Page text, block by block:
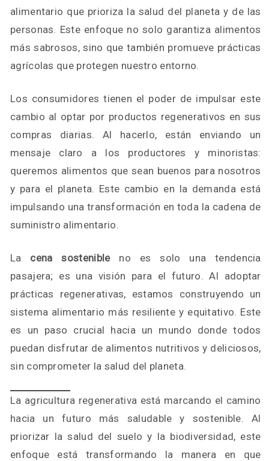
alimentario que prioriza la salud del planeta y de las
personas. Este enfoque no solo garantiza alimentos
más sabrosos, sino que también promueve prácticas
agrícolas que protegen nuestro entorno.
Los consumidores tienen el poder de impulsar este
cambio al optar por productos regenerativos en sus
compras diarias. Al hacerlo, están enviando un
mensaje claro a los productores y minoristas:
queremos alimentos que sean buenos para nosotros
y para el planeta. Este cambio en la demanda está
impulsando una transformación en toda la cadena de
suministro alimentario.
La cena sostenibleno es solo una tendencia
pasajera; es una visión para el futuro. Al adoptar
prácticas regenerativas, estamos construyendo un
sistema alimentario más resiliente y equitativo. Este
es un paso crucial hacia un mundo donde todos
puedan disfrutar de alimentos nutritivos y deliciosos,
sin comprometer la salud del planeta.
La agricultura regenerativa está marcando el camino
hacia un futuro más saludable y sostenible. Al
priorizar la salud del suelo y la biodiversidad, este
enfoque está transformando la manera en que